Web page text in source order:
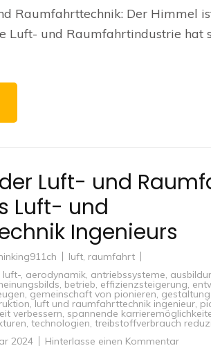
Luft-
und
Die
Raumfahrttechnik: Der Himmel
Luft- und Raumfahrtindustrie hat
Luft- und
Luft- und
Ingenieurs
luft, raumfahrt
luft-, aerodynamik, antriebssysteme,
, betrieb, effizienzsteigerung,
,gemeinschaft von pionieren,gestaltung
,luft und raumfahrttechnik ingenieur,
verbessern, spannende
, technologien, treibstoffverbrauch
2024 Hinterlasse einen Kommentarzu